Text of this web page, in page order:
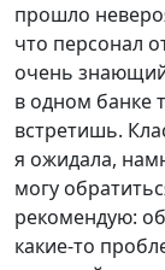
прошло
что персонал
очень
в одном банке
встретишь.
я ожидала,
могу
рекомендую:
какие-то